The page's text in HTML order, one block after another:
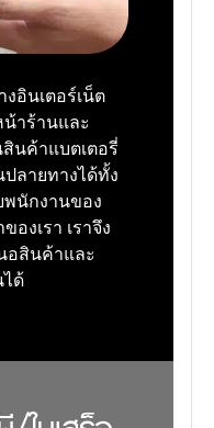
อินเตอร์เน็ต
น้าร้านและ
นค้าแบตเตอรี่
ลายทางได้ทั้ง
พนักงานของ
งเรา เราจึง
อสินค้าและ
ด้